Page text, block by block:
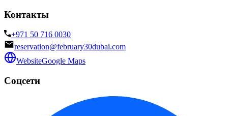
Контакты
+971 50 716 0030
reservation@february30dubai.com
WebsiteGoogle Maps
Соцсети